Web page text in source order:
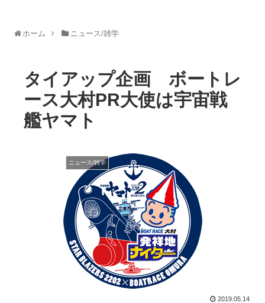
ホーム ニュース/雑学
タイアップ企画 ボートレ
ース大村PR大使は宇宙戦
艦ヤマト
ニュース/雑学
2019.05.14